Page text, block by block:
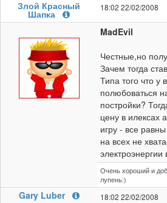
Злой Красный
Шапка
18:02 22/02/2008
MadEvil
Честные,но
Зачем тогда
Типа того что у
полюбоваться
постройки?
цену в илексах
игру - все
на всех не
Очень хороший и
лупень:)
Gary Luber 18:02 22/02/2008